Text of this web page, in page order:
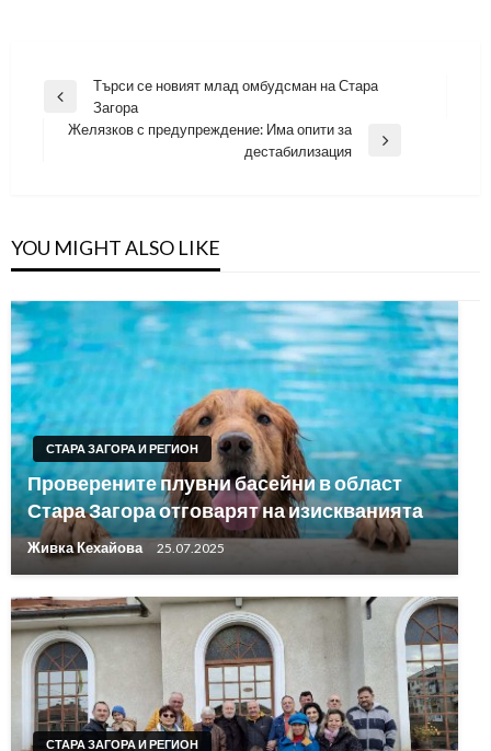
Навигация
Previous
Post
Търси се новият млад омбудсман на Стара
Загора
Желязков с предупреждение: Има опити за
дестабилизация
YOU MIGHT ALSO LIKE
СТАРА ЗАГОРА И РЕГИОН
Проверените плувни басейни в област
Стара Загора отговарят на изискванията
Живка Кехайова 25.07.2025
СТАРА ЗАГОРА И РЕГИОН